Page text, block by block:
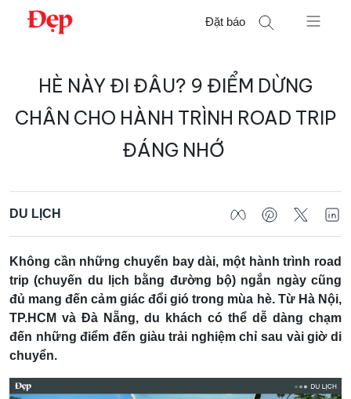
Chuyển
Đặt báo
kiếmHÈ NÀY ĐI ĐÂU? 9 ĐIỂM DỪNG
CHÂN CHO HÀNH TRÌNH ROAD TRIP
ĐÁNG NHỚ
DU LỊCH
Không cần những chuyến bay dài, một hành trình road
trip (chuyến du lịch bằng đường bộ) ngắn ngày cũng
đủ mang đến cảm giác đổi gió trong mùa hè. Từ Hà Nội,
TP.HCM và Đà Nẵng, du khách có thể dễ dàng chạm
đến những điểm đến giàu trải nghiệm chỉ sau vài giờ di
chuyển.